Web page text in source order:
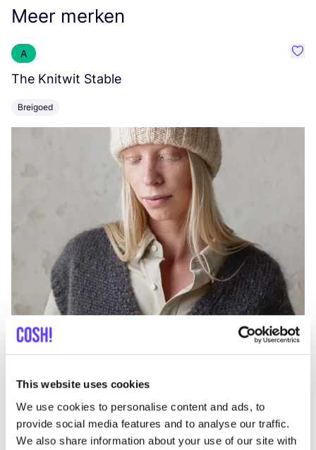
This website uses cookies
We use cookies to personalise content and ads, to
provide social media features and to analyse our traffic.
We also share information about your use of our site with
Meer merken
A
The Knitwit Stable
Breigoed